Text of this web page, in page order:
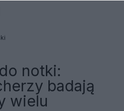
notki:
badają
wielu